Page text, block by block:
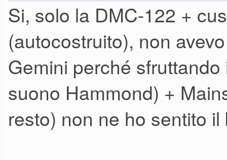
Cominciano a vedersi i
A parte gli scherzi, non ho
tratti del dmc "nudo", giusto?
Si, solo la DMC-122 +
(autocostruito), non
Gemini perché
suono Hammond) +
resto) non ne ho sentito